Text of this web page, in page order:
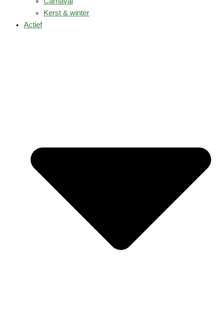
Kerst & winter
Actief